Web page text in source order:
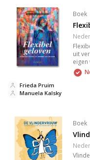
Boek
uit
eigen
Manuela Kalsky
Frieda Pruim
Boek